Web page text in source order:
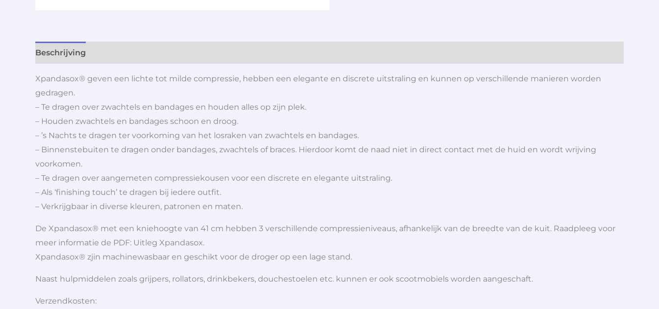
Beschrijving
Xpandasox® geven een lichte tot milde compressie, hebben een elegante en discrete uitstraling en kunnen op verschillende manieren worden
gedragen.
– Te dragen over zwachtels en bandages en houden alles op zijn plek.
– Houden zwachtels en bandages schoon en droog.
– ’s Nachts te dragen ter voorkoming van het losraken van zwachtels en bandages.
– Binnenstebuiten te dragen onder bandages, zwachtels of braces. Hierdoor komt de naad niet in direct contact met de huid en wordt wrijving
voorkomen.
– Te dragen over aangemeten compressiekousen voor een discrete en elegante uitstraling.
– Als ‘finishing touch’ te dragen bij iedere outfit.
– Verkrijgbaar in diverse kleuren, patronen en maten.
De Xpandasox® met een kniehoogte van 41 cm hebben 3 verschillende compressieniveaus, afhankelijk van de breedte van de kuit. Raadpleeg voor
meer informatie de PDF: Uitleg Xpandasox.
Xpandasox® zjin machinewasbaar en geschikt voor de droger op een lage stand.
Naast hulpmiddelen zoals grijpers, rollators, drinkbekers, douchestoelen etc. kunnen er ook scootmobiels worden aangeschaft.
Verzendkosten: